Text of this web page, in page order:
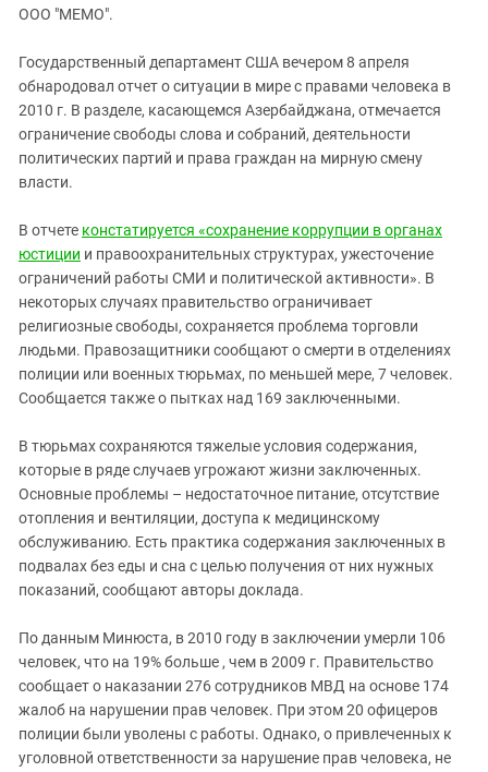
ИНАКОМЫСЛИЕ В ЧЕЧНЕ
ПРЕСЛЕДОВАНИЕ АКТИВИСТОВ
МОБИЛИЗАЦИЯ И ПРОТЕСТЫ
Дагестан
Кабардино-Балкария
Калмыкия
Карачаево-Черкесия
Краснодарский край
Российская Федерация
Ростовская область
Северная Осетия - Алания
СКФО
Ставропольский край
Южная Осетия
Южный Кавказ
ЮФО
ООО "МЕМО".
Государственный департамент CША вечером 8 апреля
обнародовал отчет о ситуации в мире с правами человека в
2010 г. В разделе, касающемся Азербайджана, отмечается
ограничение свободы слова и собраний, деятельности
политических партий и права граждан на мирную смену
власти.
В отчете констатируется «сохранение коррупции в органах
юстиции и правоохранительных структурах, ужесточение
ограничений работы СМИ и политической активности». В
некоторых случаях правительство ограничивает
религиозные свободы, сохраняется проблема торговли
людьми. Правозащитники сообщают о смерти в отделениях
полиции или военных тюрьмах, по меньшей мере, 7 человек.
Сообщается также о пытках над 169 заключенными.
В тюрьмах сохраняются тяжелые условия содержания,
которые в ряде случаев угрожают жизни заключенных.
Основные проблемы – недостаточное питание, отсутствие
отопления и вентиляции, доступа к медицинскому
обслуживанию. Есть практика содержания заключенных в
подвалах без еды и сна с целью получения от них нужных
показаний, сообщают авторы доклада.
По данным Минюста, в 2010 году в заключении умерли 106
человек, что на 19% больше , чем в 2009 г. Правительство
сообщает о наказании 276 сотрудников МВД на основе 174
жалоб на нарушении прав человек. При этом 20 офицеров
полиции были уволены с работы. Однако, о привлеченных к
уголовной ответственности за нарушение прав человека, не